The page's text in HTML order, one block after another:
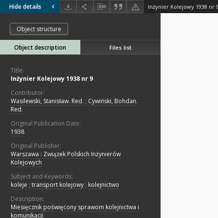
Hide details Inżynier Kolejowy 1938 nr
Object structure
Object description Files list
Title:
Inżynier Kolejowy 1938 nr 9
Contributor:
Wasilewski, Stanisław. Red. ; Cywiński, Bohdan.
Red.
Original Publication Date:
1938
Original Publisher:
Warszawa : Związek Polskich Inżynierów
Kolejowych
Subject and Keywords:
koleje ; transport kolejowy ; kolejnictwo
Description:
Miesięcznik poświęcony sprawom kolejnictwa i
komunikacji